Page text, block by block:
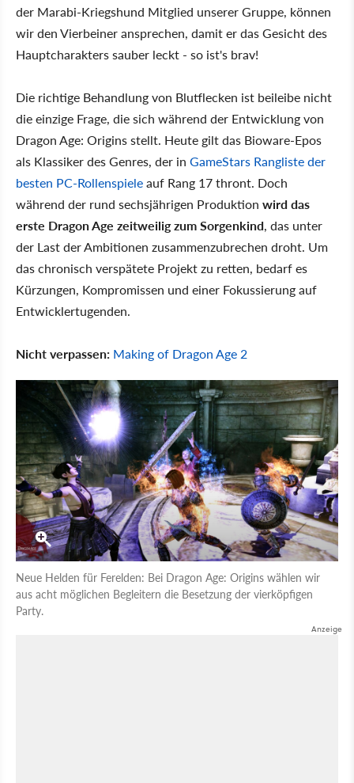
der Marabi-Kriegshund Mitglied unserer Gruppe, können
wir den Vierbeiner ansprechen, damit er das Gesicht des
Hauptcharakters sauber leckt - so ist's brav!
Die richtige Behandlung von Blutflecken ist beileibe nicht
die einzige Frage, die sich während der Entwicklung von
Dragon Age: Origins stellt. Heute gilt das Bioware-Epos
als Klassiker des Genres, der in GameStars Rangliste der
besten PC-Rollenspieleauf Rang 17 thront. Doch
während der rund sechsjährigen Produktion wird das
erste Dragon Age zeitweilig zum Sorgenkind, das unter
der Last der Ambitionen zusammenzubrechen droht. Um
das chronisch verspätete Projekt zu retten, bedarf es
Kürzungen, Kompromissen und einer Fokussierung auf
Entwicklertugenden.
Nicht verpassen: Making of Dragon Age 2
Neue Helden für Ferelden: Bei Dragon Age: Origins wählen wir
aus acht möglichen Begleitern die Besetzung der vierköpfigen
Party.